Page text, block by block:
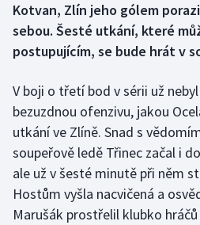
Curling
Dostihy
Florbal
Futsal
Golf
Gymnastika
Kotvan, Zlín jeho gólem
sebou. Šesté utkání, které
postupujícím, se bude hrát v
V boji o třetí bod v sérii už
bezuzdnou ofenzivu, jakou
utkání ve Zlíně. Snad s
soupeřově ledě Třinec začal i
ale už v šesté minutě při něm
Hostům vyšla nacvičená a
Marušák prostřelil klubko